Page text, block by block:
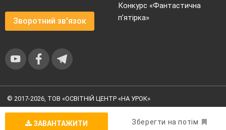
ЗАВАНТАЖИТИ Зберегти на потім
Зворотний зв'язок
Конкурс «Фантастична
п’ятірка»
© 2017-2026, ТОВ «ОСВІТНІЙ ЦЕНТР «НА УРОК»
конфіденційності